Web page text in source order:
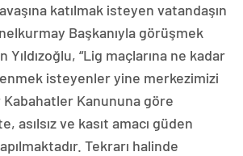
katılmak isteyen vatandaşın
Başkanıyla görüşmek
“Lig maçlarına ne kadar
isteyenler yine merkezimizi
Kabahatler Kanununa göre
asılsız ve kasıt amacı güden
Tekrarı halinde